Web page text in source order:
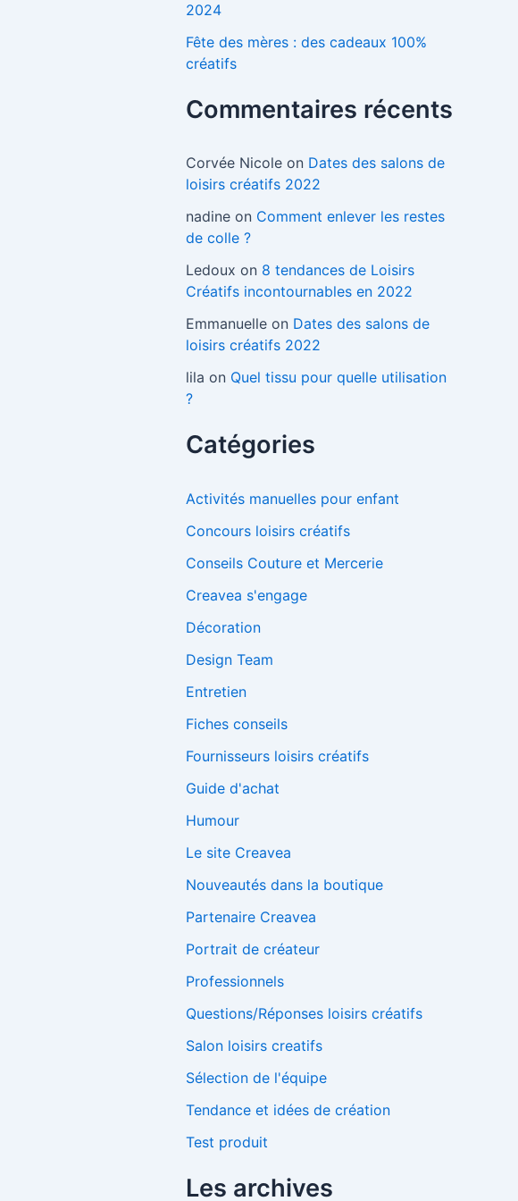
2024
Fête des mères : des cadeaux 100%
créatifs
Commentaires récents
Corvée Nicole on Dates des salons de
loisirs créatifs 2022
nadine on Comment enlever les restes
de colle ?
Ledoux on 8 tendances de Loisirs
Créatifs incontournables en 2022
Emmanuelle on Dates des salons de
loisirs créatifs 2022
lila on Quel tissu pour quelle utilisation
?
Catégories
Activités manuelles pour enfant
Concours loisirs créatifs
Conseils Couture et Mercerie
Creavea s'engage
Décoration
Design Team
Entretien
Fiches conseils
Fournisseurs loisirs créatifs
Guide d'achat
Humour
Le site Creavea
Nouveautés dans la boutique
Partenaire Creavea
Portrait de créateur
Professionnels
Questions/Réponses loisirs créatifs
Salon loisirs creatifs
Sélection de l'équipe
Tendance et idées de création
Test produit
Les archives